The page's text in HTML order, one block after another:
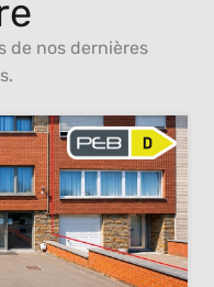
de nos dernières